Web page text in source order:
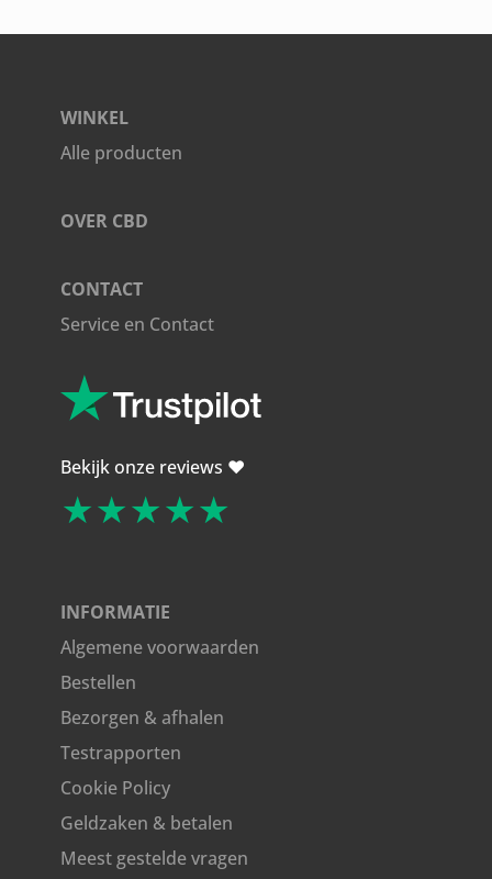
WINKEL
Alle producten
OVER CBD
CONTACT
Service en Contact
Bekijk onze reviews ❤️
★★★★★
INFORMATIE
Algemene voorwaarden
Bestellen
Bezorgen & afhalen
Testrapporten
Cookie Policy
Geldzaken & betalen
Meest gestelde vragen